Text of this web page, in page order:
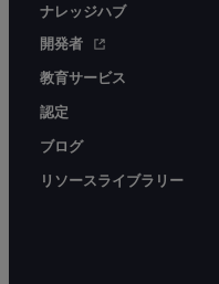
ナレッジハブ
開発者
教育サービス
認定
ブログ
リソースライブラリー